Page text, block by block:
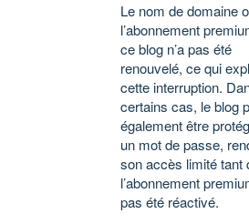
Le nom de domaine
l’abonnement
ce blog n’a pas été
renouvelé, ce qui
cette interruption.
certains cas, le blog
également être
un mot de passe,
son accès limité tant
l’abonnement
pas été réactivé.